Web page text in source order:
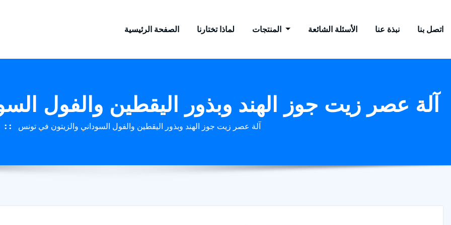
الصفحة الرئيسية لماذا تختارنا الأسئلة الشائعة نبذة عنا اتصل بنا
آلة عصر زيت جوز الهند وبذور اليقطين والفول
آلة عصر زيت جوز الهند وبذور اليقطين والفول السوداني والزيتون في تونس